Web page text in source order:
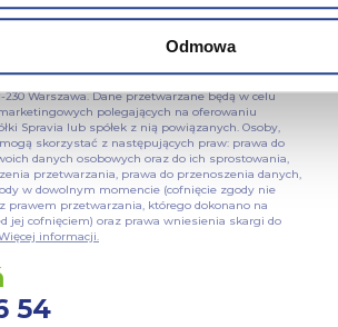
swoją zgodę w dowolnej chwili.
z plików cookie. Wykorzystujemy
treści i reklam, aby oferować funkcje
w naszej witrynie. Korzystamy z
jak korzystasz z naszej witryny,
reklamowym i analitycznym. Partnerzy
danymi otrzymanymi od Ciebie lub
są pliki cookie w celach
zapamiętania wybranych przez
w Serwisie, poprawy wydajności
w jaki sposób użytkownicy korzystają z
działania Serwisu do preferencji
Odmowa
Chmielecka
104
230 Warszawa. Dane przetwarzane będą w celu
polegających na oferowaniu
Spravia lub spółek z nią powiązanych. Osoby,
skorzystać z następujących praw: prawa do
danych osobowych oraz do ich sprostowania,
przetwarzania, prawa do przenoszenia danych,
w dowolnym momencie (cofnięcie zgody nie
prawem przetwarzania, którego dokonano na
jej cofnięciem) oraz prawa wniesienia skargi do
informacji.
54